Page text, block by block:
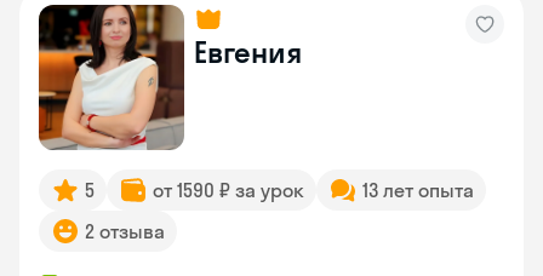
Евгения
5 от 1590 ₽ за урок
13 лет опыта
2 отзыва